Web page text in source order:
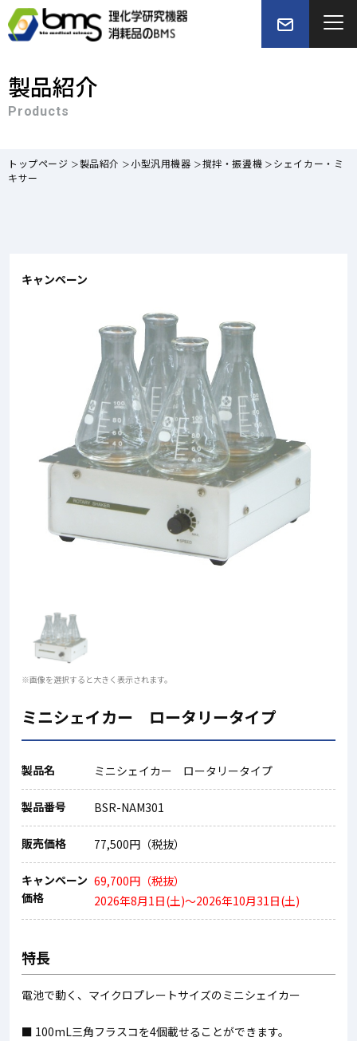
製品紹介
Products
トップページ 製品紹介 小型汎用機器 撹拌・振盪機
シェイカー・ミ
キサー
キャンペーン
※画像を選択すると大きく表示されます。
ミニシェイカー ロータリータイプ
製品名 ミニシェイカー ロータリータイプ
製品番号 BSR-NAM301
販売価格 77,500円（税抜）
キャンペーン
価格
69,700円（税抜）
2026年8月1日(土)～2026年10月31日(土)
特長
電池で動く、マイクロプレートサイズのミニシェイカー
■ 100mL三角フラスコを4個載せることができます。